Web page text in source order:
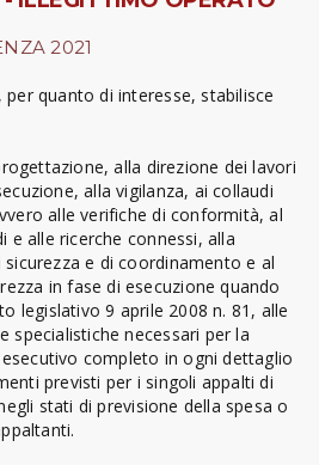
2021
per quanto di interesse, stabilisce
alla direzione dei lavori
alla vigilanza, ai collaudi
alle verifiche di conformità, al
e alle ricerche connessi, alla
e di coordinamento e al
in fase di esecuzione quando
legislativo 9 aprile 2008 n. 81, alle
specialistiche necessari per la
completo in ogni dettaglio
previsti per i singoli appalti di
stati di previsione della spesa o